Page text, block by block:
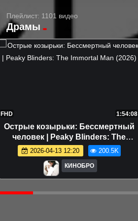
Плейлист: 1101 видео
Драмы
FHD 1:54:08
Острые козырьки: Бессмертный
человек | Peaky Blinders: The
Immortal Man (2026)
2026-04-13 12:20 200.5K
КИНОБРО